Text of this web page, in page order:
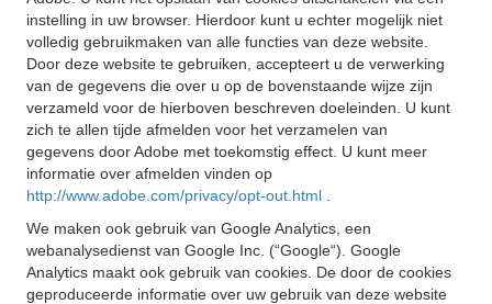
instelling in uw browser. Hierdoor kunt u echter mogelijk niet
volledig gebruikmaken van alle functies van deze website.
Door deze website te gebruiken, accepteert u de verwerking
van de gegevens die over u op de bovenstaande wijze zijn
verzameld voor de hierboven beschreven doeleinden. U kunt
zich te allen tijde afmelden voor het verzamelen van
gegevens door Adobe met toekomstig effect. U kunt meer
informatie over afmelden vinden op
http://www.adobe.com/privacy/opt-out.html
We maken ook gebruik van Google Analytics, een
webanalysedienst van Google Inc. (“Google“). Google
Analytics maakt ook gebruik van cookies. De door de cookies
geproduceerde informatie over uw gebruik van deze website